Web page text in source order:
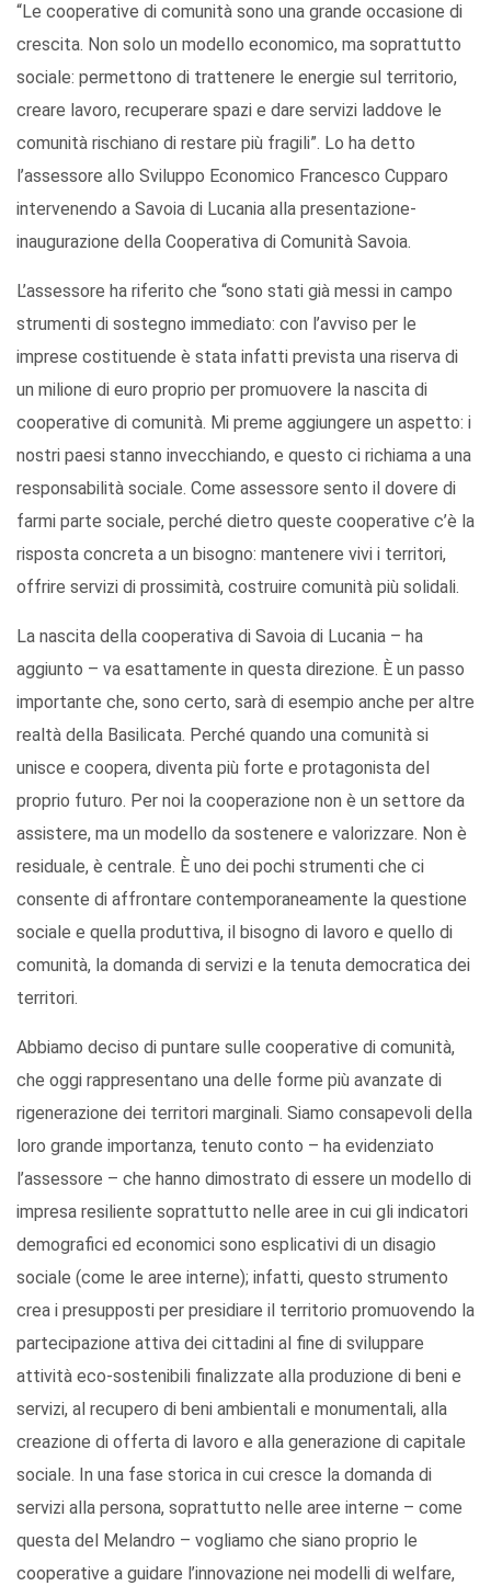
“Le cooperative di comunità sono una grande occasione di
crescita. Non solo un modello economico, ma soprattutto
sociale: permettono di trattenere le energie sul territorio,
creare lavoro, recuperare spazi e dare servizi laddove le
comunità rischiano di restare più fragili”. Lo ha detto
l’assessore allo Sviluppo Economico Francesco Cupparo
intervenendo a Savoia di Lucania alla presentazione-
inaugurazione della Cooperativa di Comunità Savoia.
L’assessore ha riferito che “sono stati già messi in campo
strumenti di sostegno immediato: con l’avviso per le
imprese costituende è stata infatti prevista una riserva di
un milione di euro proprio per promuovere la nascita di
cooperative di comunità. Mi preme aggiungere un aspetto: i
nostri paesi stanno invecchiando, e questo ci richiama a una
responsabilità sociale. Come assessore sento il dovere di
farmi parte sociale, perché dietro queste cooperative c’è la
risposta concreta a un bisogno: mantenere vivi i territori,
offrire servizi di prossimità, costruire comunità più solidali.
La nascita della cooperativa di Savoia di Lucania – ha
aggiunto – va esattamente in questa direzione. È un passo
importante che, sono certo, sarà di esempio anche per altre
realtà della Basilicata. Perché quando una comunità si
unisce e coopera, diventa più forte e protagonista del
proprio futuro. Per noi la cooperazione non è un settore da
assistere, ma un modello da sostenere e valorizzare. Non è
residuale, è centrale. È uno dei pochi strumenti che ci
consente di affrontare contemporaneamente la questione
sociale e quella produttiva, il bisogno di lavoro e quello di
comunità, la domanda di servizi e la tenuta democratica dei
territori.
Abbiamo deciso di puntare sulle cooperative di comunità,
che oggi rappresentano una delle forme più avanzate di
rigenerazione dei territori marginali. Siamo consapevoli della
loro grande importanza, tenuto conto – ha evidenziato
l’assessore – che hanno dimostrato di essere un modello di
impresa resiliente soprattutto nelle aree in cui gli indicatori
demografici ed economici sono esplicativi di un disagio
sociale (come le aree interne); infatti, questo strumento
crea i presupposti per presidiare il territorio promuovendo la
partecipazione attiva dei cittadini al fine di sviluppare
attività eco-sostenibili finalizzate alla produzione di beni e
servizi, al recupero di beni ambientali e monumentali, alla
creazione di offerta di lavoro e alla generazione di capitale
sociale. In una fase storica in cui cresce la domanda di
servizi alla persona, soprattutto nelle aree interne – come
questa del Melandro – vogliamo che siano proprio le
cooperative a guidare l’innovazione nei modelli di welfare,